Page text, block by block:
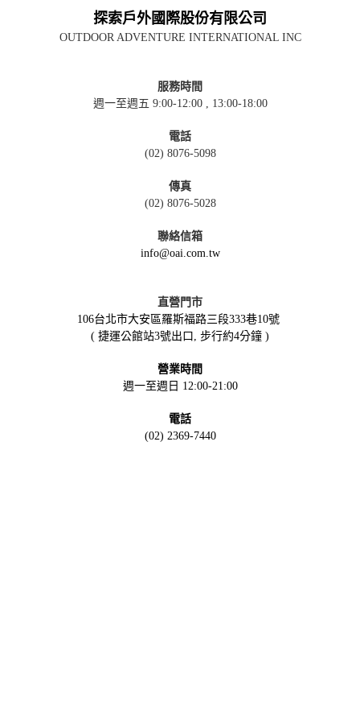
探索戶外國際股份有限公司
OUTDOOR ADVENTURE INTERNATIONAL INC
服務時間
週一至週五 9:00-12:00 , 13:00-18:00
電話
(02) 8076-5098
傳真
(02) 8076-5028
聯絡信箱
info@oai.com.tw
直營門市
106台北市大安區羅斯福路三段333巷10號
( 捷運公館站3號出口, 步行約4分鐘 )
營業時間
週一至週日 12:00-21:00
電話
(02) 2369-7440